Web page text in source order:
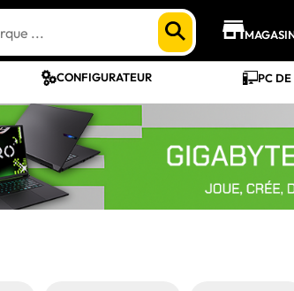
CONFIGURATEUR PC DE